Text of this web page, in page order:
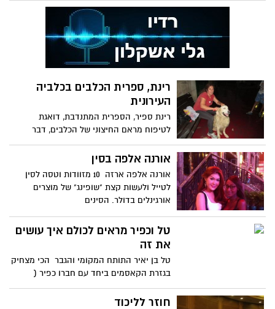
רינת, ספרית הכלבים בכלביה
העירונית
רינת ספיר, הספרית המתנדבת, דואגת
לטיפוח מראם החיצוני של הכלבים, דבר
העוזר למצוא להם בית חם
אורנה אלפה בסין
אורנה אלפה ארזה 10 מזוודות וטסה לסין
לטייל ולעשות קצת "שופינג" של מוצרים
אורגינלים בדולר. הסינים
טל וכפיר מראים לכולם איך עושים
את זה
טל בן יאיר התותח המקומי והגבר הכי מצחיק
בגזרת הקאסמים ביחד עם חברו כפיר (
פראנסווה) אברהם, מראים
חוזר לליכוד